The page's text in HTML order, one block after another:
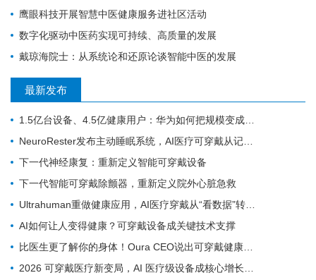
鹰眼科技开展智慧中医健康服务进社区活动
数字化驱动中医药实现可持续、高质量的发展
戴琼海院士：从系统论和还原论谈智能中医的发展
最新发布
1.5亿台设备、4.5亿健康用户：华为如何把规模变成数据
NeuroRester发布主动睡眠系统，AI医疗可穿戴从记录走向反馈
下一代神经康复：重新定义智能可穿戴设备
下一代智能可穿戴除颤器，重新定义院外心脏急救
Ultrahuman重做健康应用，AI医疗穿戴从“看数据”转向“给行动”
AI如何让人变得健康？可穿戴设备成关键技术支撑
比医生更了解你的身体！Oura CEO说出可穿戴健康设备对医疗体系的革命
2026 可穿戴医疗新变局，AI 医疗级设备成核心增长引擎